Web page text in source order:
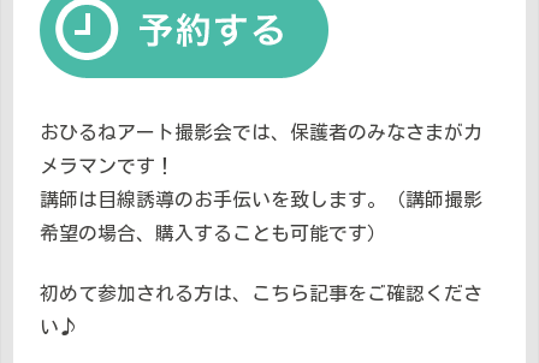
おひるねアート撮影会では、保護者のみなさまがカ
メラマンです！
講師は目線誘導のお手伝いを致します。（講師撮影
希望の場合、購入することも可能です）
初めて参加される方は、こちら記事をご確認くださ
い♪